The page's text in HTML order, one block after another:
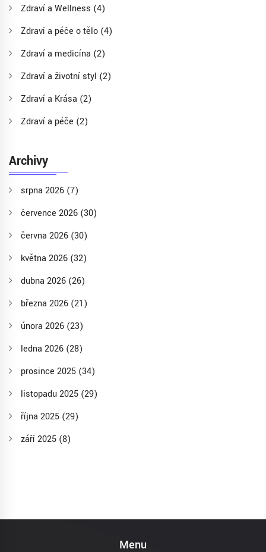
Zdraví a Wellness (4)
Zdraví a péče o tělo (4)
Zdraví a medicína (2)
Zdraví a životní styl (2)
Zdraví a Krása (2)
Zdraví a péče (2)
Archivy
srpna 2026 (7)
července 2026 (30)
června 2026 (30)
května 2026 (32)
dubna 2026 (26)
března 2026 (21)
února 2026 (23)
ledna 2026 (28)
prosince 2025 (34)
listopadu 2025 (29)
října 2025 (29)
září 2025 (8)
Menu